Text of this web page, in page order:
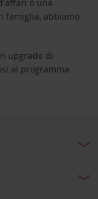
o una
famiglia, abbiamo
upgrade di
al programma